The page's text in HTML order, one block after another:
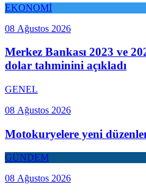
EKONOMİ
08 Ağustos 2026
Merkez Bankası 2023 ve
dolar tahminini açıkladı
GENEL
08 Ağustos 2026
Motokuryelere yeni
GÜNDEM
08 Ağustos 2026